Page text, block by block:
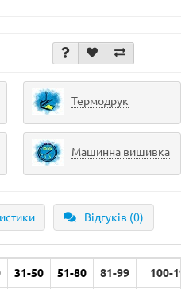
Термодрук
Машинна вишивка
Відгуків (0)
31-50 51-80 81-99 100-199